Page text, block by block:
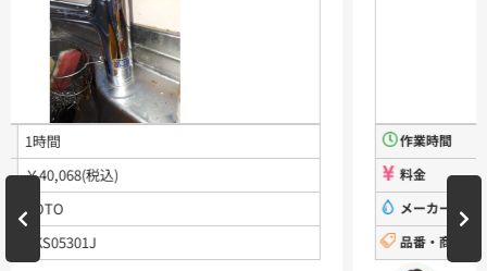
洗濯機用水栓金具
TW11R TW11RF
浴室用水栓金具
TBV03401J1 TBV03423Z1
洗面化粧台
VシリーズLMPB060A1GDC1G+LDPB060BAGEN2
VシリーズLMPB075A1GDC1G+LDPB075BAGEN2
料金
品番・商品名